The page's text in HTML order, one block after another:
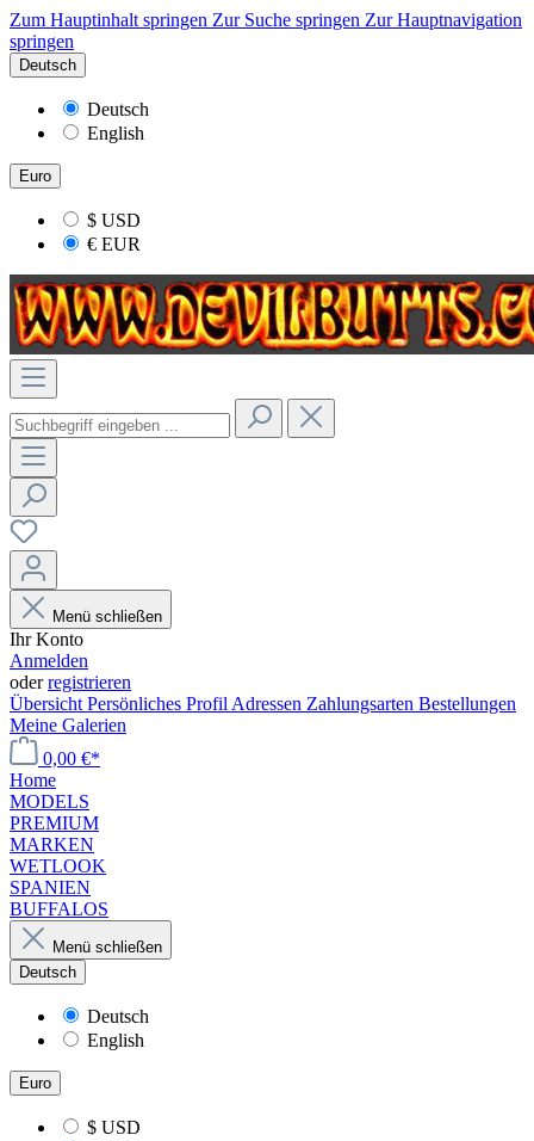
Zum Hauptinhalt springen Zur Suche springen Zur Hauptnavigation
springen
Deutsch
Deutsch
English
Euro
$ USD
€ EUR
Menü schließen
Ihr Konto
Anmelden
oderregistrieren
Übersicht Persönliches Profil Adressen Zahlungsarten Bestellungen
Meine Galerien
0,00 €*
Home
MODELS
PREMIUM
MARKEN
WETLOOK
SPANIEN
BUFFALOS
Menü schließen
Deutsch
Deutsch
English
Euro
$ USD